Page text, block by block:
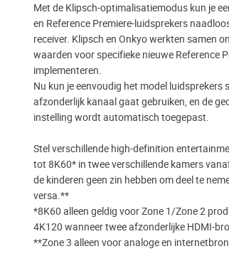
Met de Klipsch-optimalisatiemodus kun je
en Reference Premiere-luidsprekers
receiver. Klipsch en Onkyo werkten samen
waarden voor specifieke nieuwe Reference
implementeren.
Nu kun je eenvoudig het model luidsprekers
afzonderlijk kanaal gaat gebruiken, en de
instelling wordt automatisch toegepast.
Stel verschillende high-definition
tot 8K60* in twee verschillende kamers
de kinderen geen zin hebben om deel te
versa.**
*8K60 alleen geldig voor Zone 1/Zone 2
4K120 wanneer twee afzonderlijke HDMI-
**Zone 3 alleen voor analoge en